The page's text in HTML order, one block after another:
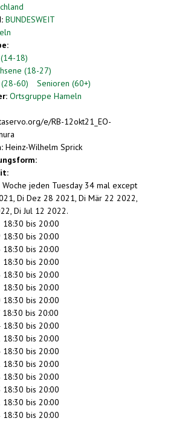
BUNDESWEIT
18)
(18-27)
60)
Senioren (60+)
Ortsgruppe Hameln
e/RB-12okt21_EO-
Heinz-Wilhelm Sprick
jeden Tuesday 34 mal except
Di Dez 28 2021, Di Mär 22 2022,
Di Jul 12 2022.
18:30 bis 20:00
18:30 bis 20:00
18:30 bis 20:00
18:30 bis 20:00
18:30 bis 20:00
18:30 bis 20:00
18:30 bis 20:00
18:30 bis 20:00
18:30 bis 20:00
18:30 bis 20:00
18:30 bis 20:00
18:30 bis 20:00
18:30 bis 20:00
18:30 bis 20:00
18:30 bis 20:00
18:30 bis 20:00